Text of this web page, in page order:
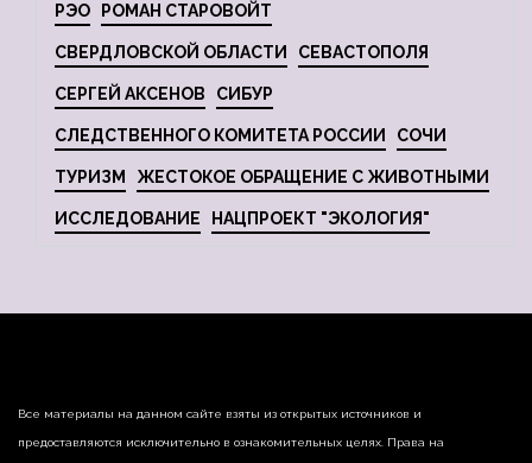
РЭО РОМАН СТАРОВОЙТ
СВЕРДЛОВСКОЙ ОБЛАСТИ СЕВАСТОПОЛЯ
СЕРГЕЙ АКСЕНОВ СИБУР
СЛЕДСТВЕННОГО КОМИТЕТА РОССИИ СОЧИ
ТУРИЗМ ЖЕСТОКОЕ ОБРАЩЕНИЕ С ЖИВОТНЫМИ
ИССЛЕДОВАНИЕ НАЦПРОЕКТ "ЭКОЛОГИЯ"
Все материалы на данном сайте взяты из открытых источников и
предоставляются исключительно в ознакомительных целях. Права на